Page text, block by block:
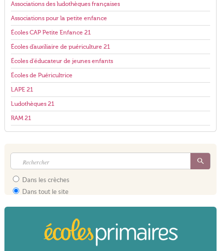
Associations des ludothèques françaises
Associations pour la petite enfance
Écoles CAP Petite Enfance 21
Écoles d'auxiliaire de puériculture 21
Écoles d'éducateur de jeunes enfants
Écoles de Puéricultrice
LAPE 21
Ludothèques 21
RAM 21
Dans les crèches
Dans tout le site